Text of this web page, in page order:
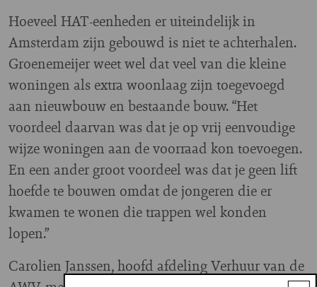
Hoeveel HAT-eenheden er uiteindelijk in
Amsterdam zijn gebouwd is niet te achterhalen.
Groenemeijer weet wel dat veel van die kleine
woningen als extra woonlaag zijn toegevoegd
aan nieuwbouw en bestaande bouw. “Het
voordeel daarvan was dat je op vrij eenvoudige
wijze woningen aan de voorraad kon toevoegen.
En een ander groot voordeel was dat je geen lift
hoefde te bouwen omdat de jongeren die er
kwamen te wonen die trappen wel konden
lopen.”
Carolien Janssen, hoofd afdeling Verhuur van de